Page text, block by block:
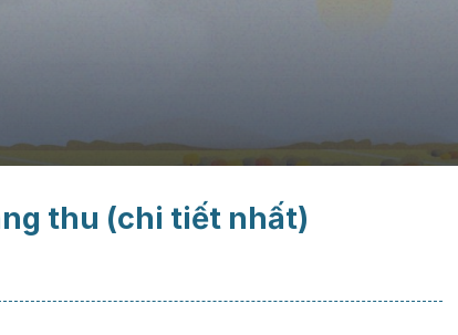
thu (chi tiết nhất)